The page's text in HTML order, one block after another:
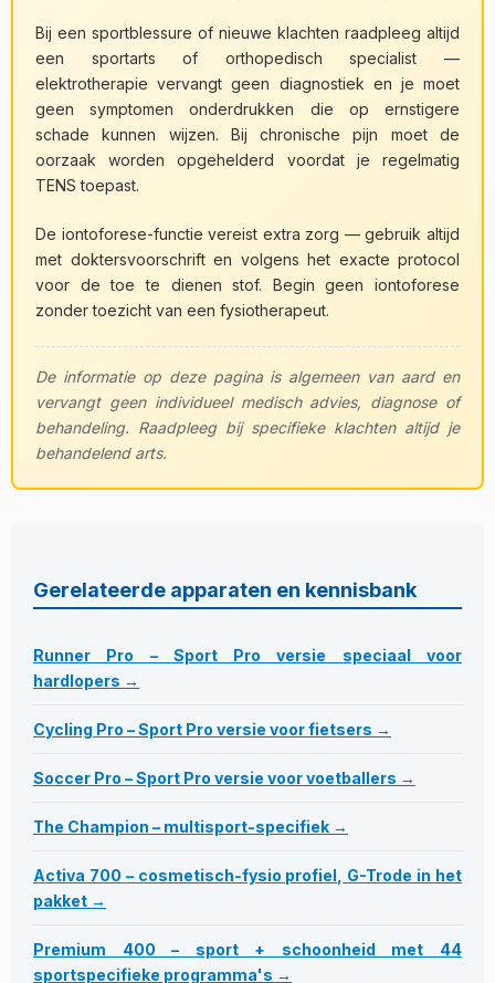
Bij een sportblessure of nieuwe klachten raadpleeg altijd
een sportarts of orthopedisch specialist —
elektrotherapie vervangt geen diagnostiek en je moet
geen symptomen onderdrukken die op ernstigere
schade kunnen wijzen. Bij chronische pijn moet de
oorzaak worden opgehelderd voordat je regelmatig
TENS toepast.
De iontoforese-functie vereist extra zorg — gebruik altijd
met doktersvoorschrift en volgens het exacte protocol
voor de toe te dienen stof. Begin geen iontoforese
zonder toezicht van een fysiotherapeut.
De informatie op deze pagina is algemeen van aard en
vervangt geen individueel medisch advies, diagnose of
behandeling. Raadpleeg bij specifieke klachten altijd je
behandelend arts.
Gerelateerde apparaten en kennisbank
Runner Pro – Sport Pro versie speciaal voor
hardlopers →
Cycling Pro – Sport Pro versie voor fietsers →
Soccer Pro – Sport Pro versie voor voetballers →
The Champion – multisport-specifiek →
Activa 700 – cosmetisch-fysio profiel, G-Trode in het
pakket →
Premium 400 – sport + schoonheid met 44
sportspecifieke programma's →